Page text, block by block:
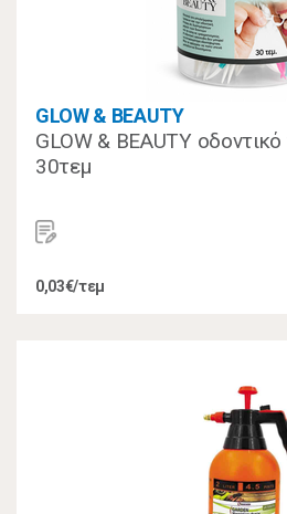
GLOW & BEAUTY
GLOW & BEAUTY
30τεμ
0,03€/τεμ